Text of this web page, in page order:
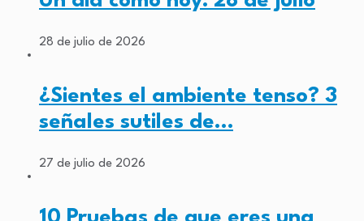
28 de julio de 2026
¿Sientes el ambiente tenso? 3
señales sutiles de…
27 de julio de 2026